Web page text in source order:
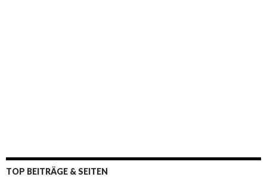
TOP BEITRÄGE & SEITEN